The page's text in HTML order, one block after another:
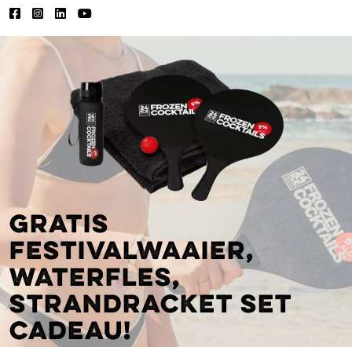
Gratis
festivalwaaier,
waterfles,
strandracket set
cadeau!